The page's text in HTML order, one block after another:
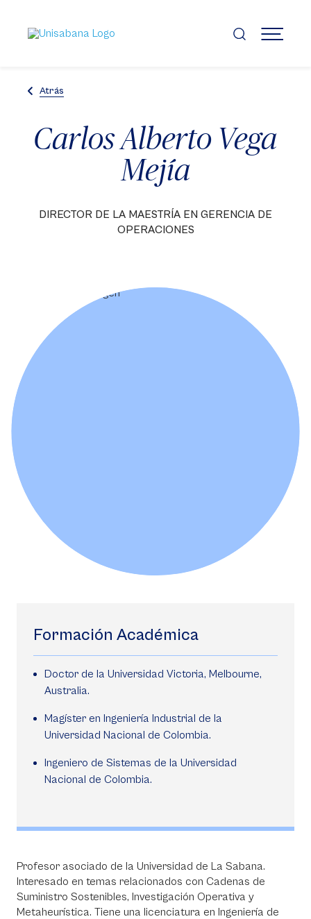
contenido
principal
MENÚ
Atrás
Carlos Alberto Vega
Mejía
DIRECTOR DE LA MAESTRÍA EN GERENCIA DE
OPERACIONES
Formación Académica
Doctor de la Universidad Victoria, Melbourne,
Australia.
Magíster en Ingeniería Industrial de la
Universidad Nacional de Colombia.
Ingeniero de Sistemas de la Universidad
Nacional de Colombia.
Profesor asociado de la Universidad de La Sabana.
Interesado en temas relacionados con Cadenas de
Suministro Sostenibles, Investigación Operativa y
Metaheurística. Tiene una licenciatura en Ingeniería de